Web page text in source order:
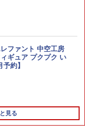
ム 鉄血のオルフェン
1/144スケール 色分け
ファント 中空工房
ギュア プクプク い
約】
見る